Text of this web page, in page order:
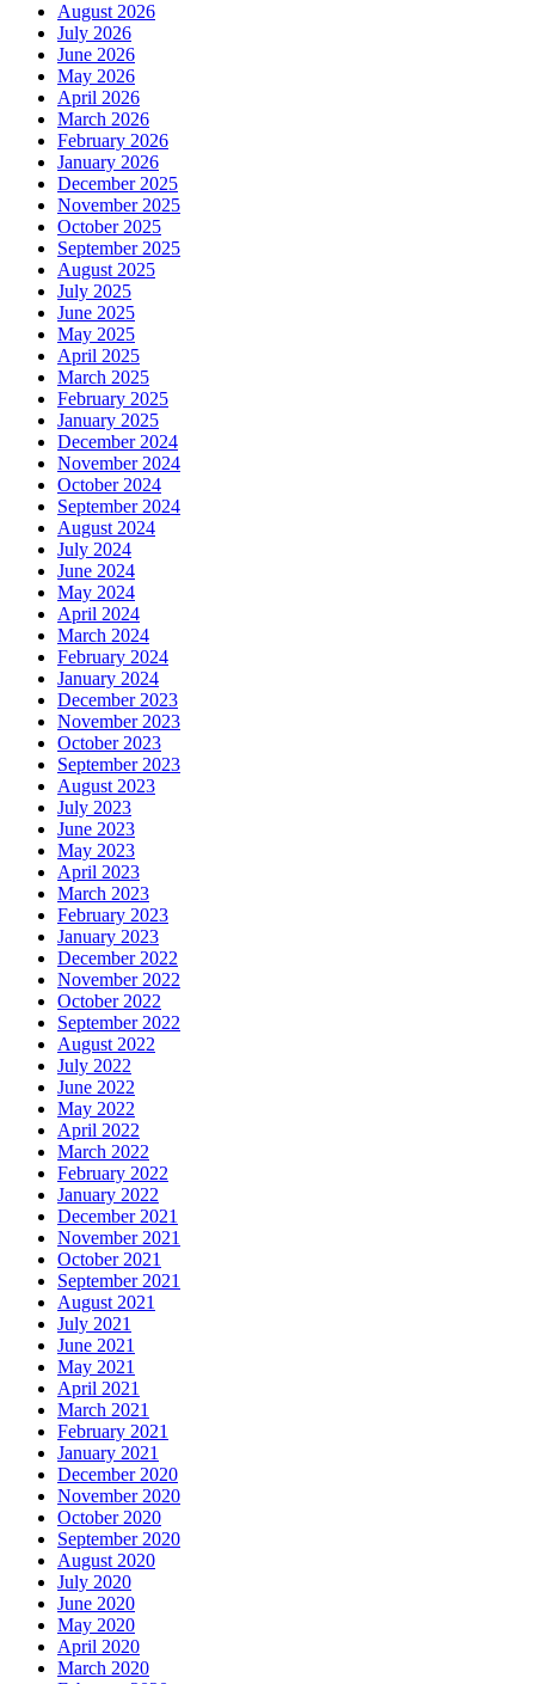
August 2026
July 2026
June 2026
May 2026
April 2026
March 2026
February 2026
January 2026
December 2025
November 2025
October 2025
September 2025
August 2025
July 2025
June 2025
May 2025
April 2025
March 2025
February 2025
January 2025
December 2024
November 2024
October 2024
September 2024
August 2024
July 2024
June 2024
May 2024
April 2024
March 2024
February 2024
January 2024
December 2023
November 2023
October 2023
September 2023
August 2023
July 2023
June 2023
May 2023
April 2023
March 2023
February 2023
January 2023
December 2022
November 2022
October 2022
September 2022
August 2022
July 2022
June 2022
May 2022
April 2022
March 2022
February 2022
January 2022
December 2021
November 2021
October 2021
September 2021
August 2021
July 2021
June 2021
May 2021
April 2021
March 2021
February 2021
January 2021
December 2020
November 2020
October 2020
September 2020
August 2020
July 2020
June 2020
May 2020
April 2020
March 2020